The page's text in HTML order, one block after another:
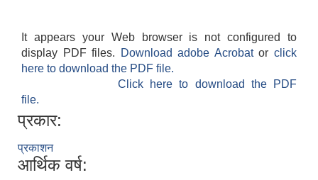
It appears your Web browser is not configured to
display PDF files.
Download adobe Acrobatorclick
here to download the PDF file.
Click here to download the PDF
file.
प्रकार:
प्रकाशन
आर्थिक वर्ष: